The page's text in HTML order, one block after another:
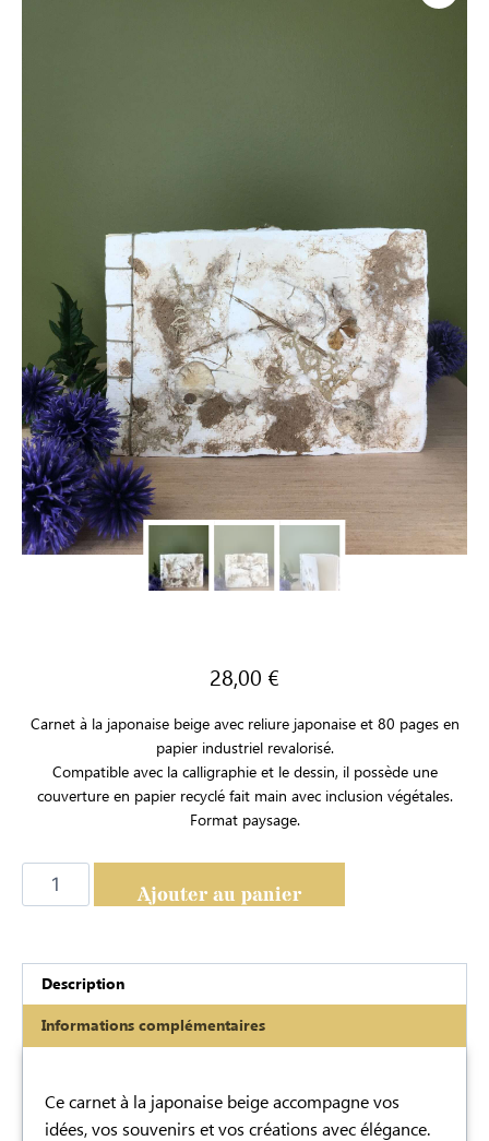
28,00 €
Carnet à la japonaise beige avec reliure japonaise et 80 pages en
papier industriel revalorisé.
Compatible avec la calligraphie et le dessin, il possède une
couverture en papier recyclé fait main avec inclusion végétales.
Format paysage.
Ajouter au panier
Description
Informations complémentaires
Ce carnet à la japonaise beige accompagne vos
idées, vos souvenirs et vos créations avec élégance.